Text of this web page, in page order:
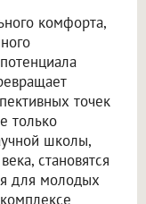
комфорта,
точек
только
школы,
становятся
для молодых